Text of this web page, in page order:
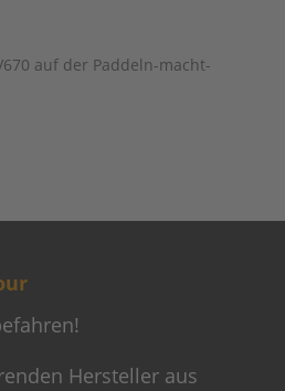
auf der Paddeln-macht-
Hersteller aus